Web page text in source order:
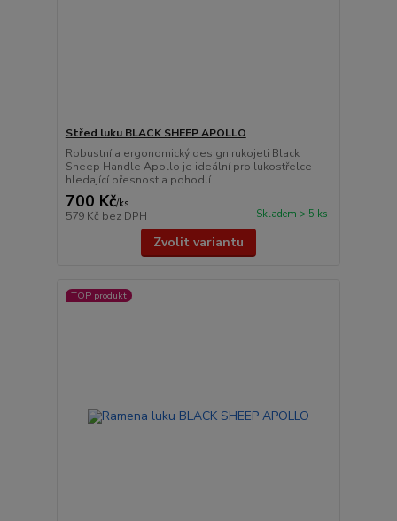
Střed luku BLACK SHEEP APOLLO
Robustní a ergonomický design rukojeti Black
Sheep Handle Apollo je ideální pro lukostřelce
hledající přesnost a pohodlí.
700 Kč/ks
579 Kč bez DPH Skladem > 5 ks
Zvolit variantu
TOP produkt